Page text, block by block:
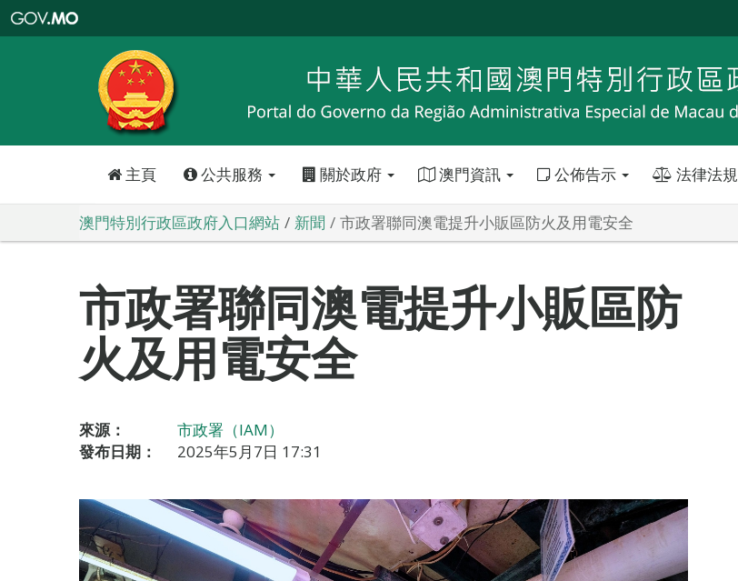
特
政
區
政
口
主頁 公共服務 關於政府 澳門資訊 公佈告示 法律法規
澳門特別行政區政府入口網站 新聞 市政署聯同澳電提升小販區防火及用電安全
市政署聯同澳電提升小販區防
火及用電安全
來源：
市政署（IAM）
發布日期：
2025年5月7日 17:31